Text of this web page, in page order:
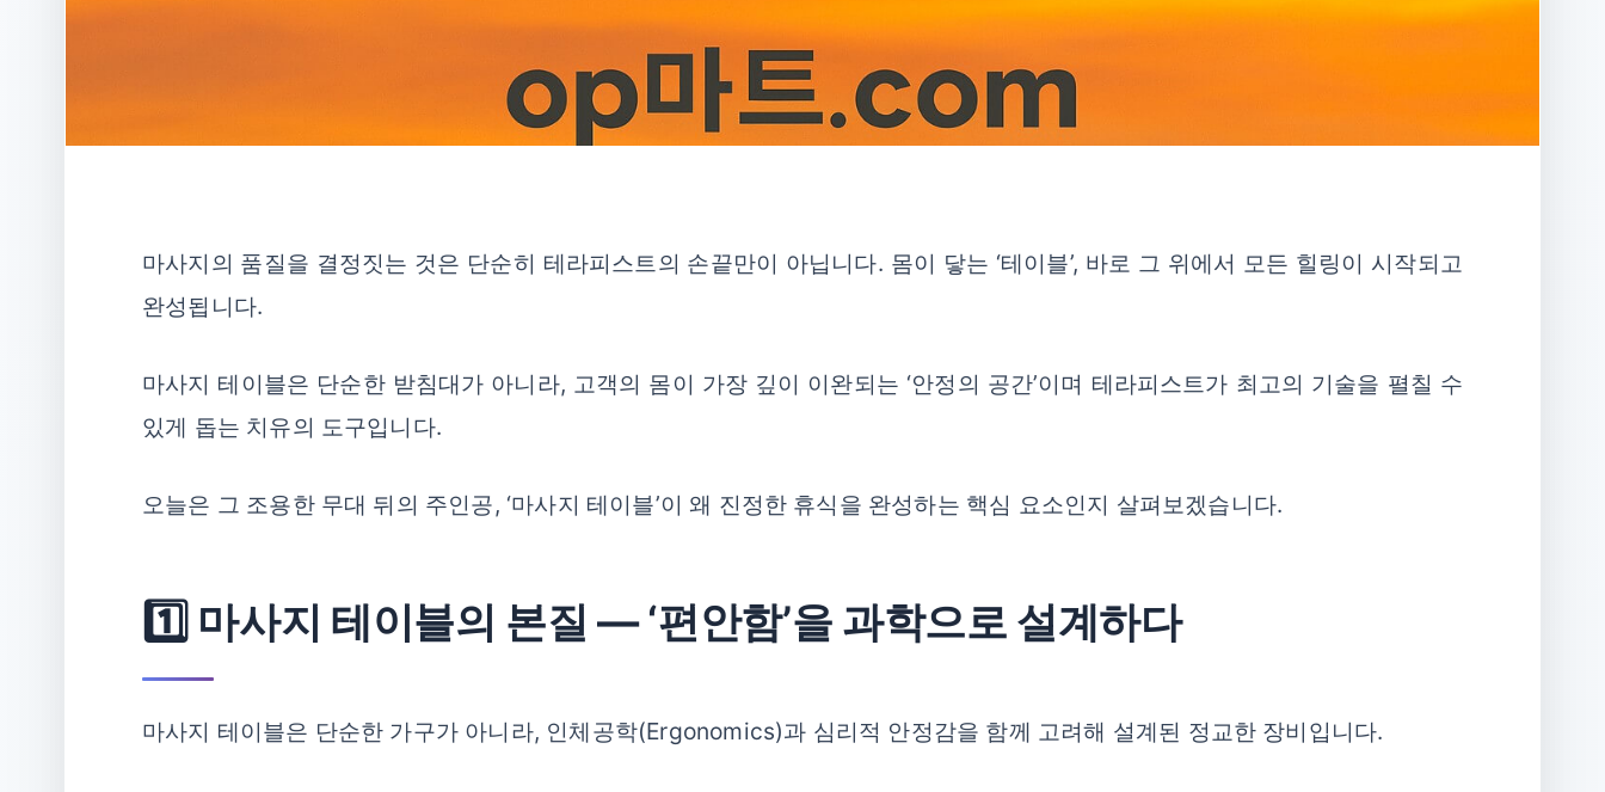
마사지의 품질을 결정짓는 것은 단순히 테라피스트의 손끝만이 아닙니다. 몸이 닿는 ‘테이블’, 바로 그 위에서 모든 힐링이 시작되고
완성됩니다.
마사지 테이블은 단순한 받침대가 아니라, 고객의 몸이 가장 깊이 이완되는 ‘안정의 공간’이며 테라피스트가 최고의 기술을 펼칠 수
있게 돕는 치유의 도구입니다.
오늘은 그 조용한 무대 뒤의 주인공, ‘마사지 테이블’이 왜 진정한 휴식을 완성하는 핵심 요소인지 살펴보겠습니다.
1️⃣ 마사지 테이블의 본질 — ‘편안함’을 과학으로 설계하다
마사지 테이블은 단순한 가구가 아니라, 인체공학(Ergonomics)과 심리적 안정감을 함께 고려해 설계된 정교한 장비입니다.